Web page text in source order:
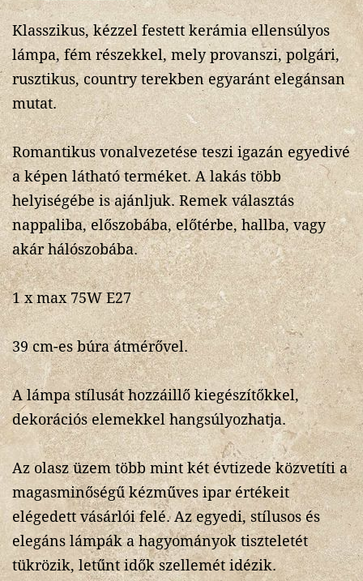
Klasszikus, kézzel festett kerámia ellensúlyos
lámpa, fém részekkel, mely provanszi, polgári,
rusztikus, country terekben egyaránt elegánsan
mutat.
Romantikus vonalvezetése teszi igazán egyedivé
a képen látható terméket. A lakás több
helyiségébe is ajánljuk. Remek választás
nappaliba, előszobába, előtérbe, hallba, vagy
akár hálószobába.
1 x max 75W E27
39 cm-es búra átmérővel.
A lámpa stílusát hozzáillő kiegészítőkkel,
dekorációs elemekkel hangsúlyozhatja.
Az olasz üzem több mint két évtizede közvetíti a
magasminőségű kézműves ipar értékeit
elégedett vásárlói felé. Az egyedi, stílusos és
elegáns lámpák a hagyományok tiszteletét
tükrözik, letűnt idők szellemét idézik.